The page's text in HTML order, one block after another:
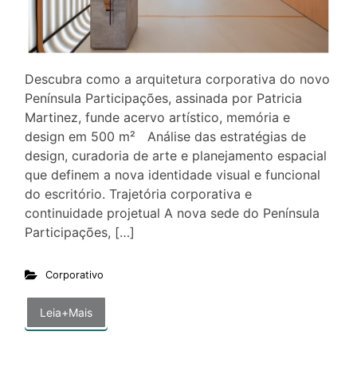
Descubra como a arquitetura corporativa do novo
Península Participações, assinada por Patricia
Martinez, funde acervo artístico, memória e
design em 500 m² Análise das estratégias de
design, curadoria de arte e planejamento espacial
que definem a nova identidade visual e funcional
do escritório. Trajetória corporativa e
continuidade projetual A nova sede do Península
Participações, […]
Corporativo
Leia+Mais